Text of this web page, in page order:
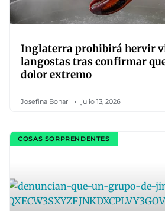
Inglaterra prohibirá hervir
langostas tras confirmar
dolor extremo
Josefina Bonari julio 13, 2026
COSAS SORPRENDENTES